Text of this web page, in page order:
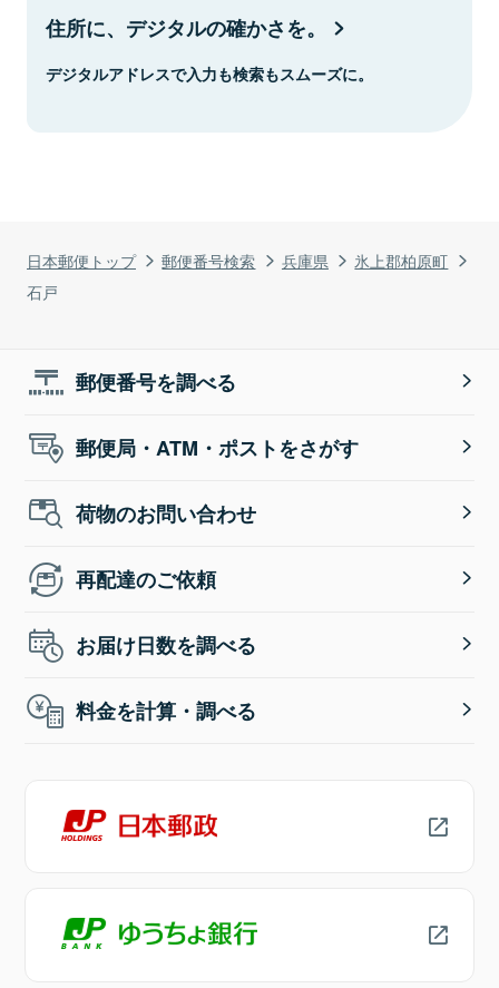
日本郵便トップ 郵便番号検索 兵庫県
氷上郡柏原町
石戸
住所に、デジタルの確かさを。
デジタルアドレスで入力も検索もスムーズに。
郵便番号を調べる
郵便局・ATM・ポストをさがす
荷物のお問い合わせ
再配達のご依頼
お届け日数を調べる
料金を計算・調べる